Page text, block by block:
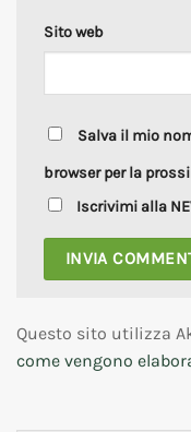
Sito web
Salva il mio
browser per la
Iscrivimi alla
Questo sito utilizza
come vengono